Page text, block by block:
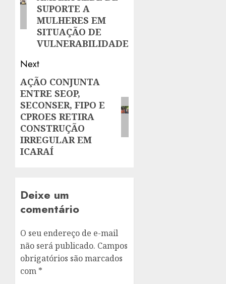
SUPORTE A
MULHERES EM
SITUAÇÃO DE
VULNERABILIDADE
Next
Next
post:
AÇÃO CONJUNTA
ENTRE SEOP,
SECONSER, FIPO E
CPROES RETIRA
CONSTRUÇÃO
IRREGULAR EM
ICARAÍ
Deixe um
comentário
O seu endereço de e-mail
não será publicado. Campos
obrigatórios são marcados
com *